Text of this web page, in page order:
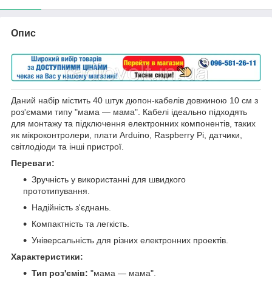
Опис
Даний набір містить 40 штук дюпон-кабелів довжиною 10 см з
роз'ємами типу "мама — мама". Кабелі ідеально підходять
для монтажу та підключення електронних компонентів, таких
як мікроконтролери, плати Arduino, Raspberry Pi, датчики,
світлодіоди та інші пристрої.
Переваги:
Зручність у використанні для швидкого
прототипування.
Надійність з'єднань.
Компактність та легкість.
Універсальність для різних електронних проектів.
Характеристики:
Тип роз'ємів: "мама — мама".